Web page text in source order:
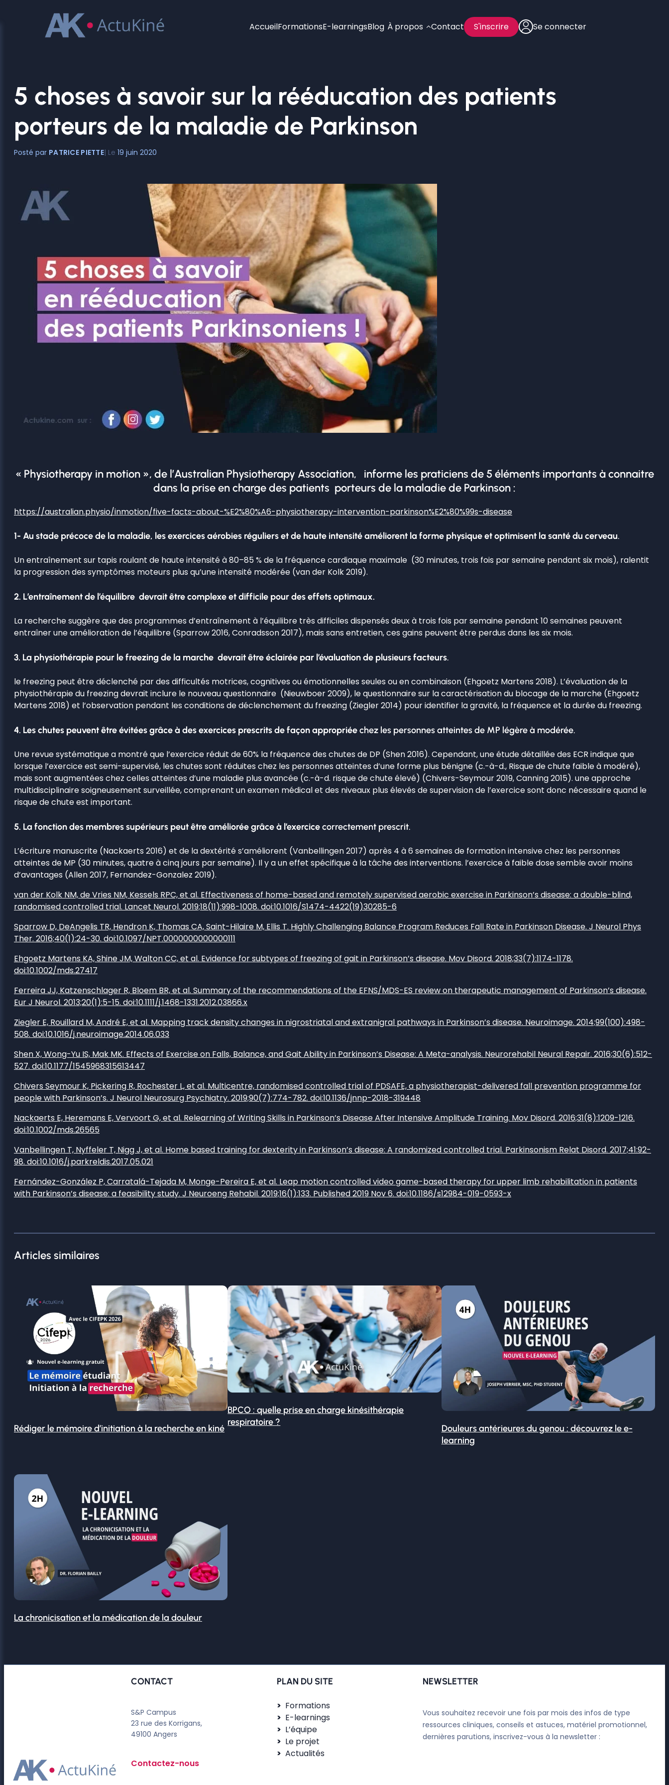
AccueilFormationsE-learningsBlog À propos Contact S'inscrire Se connecter
5 choses à savoir sur la rééducation des patients
porteurs de la maladie de Parkinson
PATRICE PIETTE 19 juin 2020
« Physiotherapy in motion », de l’Australian Physiotherapy Association, informe les praticiens de 5 éléments importants à connaitre
dans la prise en charge des patients porteurs de la maladie de Parkinson :
https://australian.physio/inmotion/five-facts-about-%E2%80%A6-physiotherapy-intervention-parkinson%E2%80%99s-disease
1- Au stade précoce de la maladie, les exercices aérobies réguliers et de haute intensité améliorent la forme physique et optimisent la santé du cerveau.
Un entraînement sur tapis roulant de haute intensité à 80–85 % de la fréquence cardiaque maximale (30 minutes, trois fois par semaine pendant six mois), ralentit
la progression des symptômes moteurs plus qu’une intensité modérée (van der Kolk 2019).
2. L’entraînement de l’équilibre devrait être complexe et difficile pour des effets optimaux.
La recherche suggère que des programmes d’entraînement à l’équilibre très difficiles dispensés deux à trois fois par semaine pendant 10 semaines peuvent
entraîner une amélioration de l’équilibre (Sparrow 2016, Conradsson 2017), mais sans entretien, ces gains peuvent être perdus dans les six mois.
3. La physiothérapie pour le freezing de la marche devrait être éclairée par l’évaluation de plusieurs facteurs.
le freezing peut être déclenché par des difficultés motrices, cognitives ou émotionnelles seules ou en combinaison (Ehgoetz Martens 2018). L’évaluation de la
physiothérapie du freezing devrait inclure le nouveau questionnaire (Nieuwboer 2009), le questionnaire sur la caractérisation du blocage de la marche (Ehgoetz
Martens 2018) et l’observation pendant les conditions de déclenchement du freezing (Ziegler 2014) pour identifier la gravité, la fréquence et la durée du freezing.
4. Les chutes peuvent être évitées grâce à des exercices prescrits de façon appropriéechez les personnes atteintes de MP légère à modérée.
Une revue systématique a montré que l’exercice réduit de 60% la fréquence des chutes de DP (Shen 2016). Cependant, une étude détaillée des ECR indique que
lorsque l’exercice est semi-supervisé, les chutes sont réduites chez les personnes atteintes d’une forme plus bénigne (c.-à-d., Risque de chute faible à modéré),
mais sont augmentées chez celles atteintes d’une maladie plus avancée (c.-à-d. risque de chute élevé) (Chivers-Seymour 2019, Canning 2015). une approche
multidisciplinaire soigneusement surveillée, comprenant un examen médical et des niveaux plus élevés de supervision de l’exercice sont donc nécessaire quand le
risque de chute est important.
5. La fonction des membres supérieurs peut être améliorée grâce à l’exercicecorrectement prescrit.
L’écriture manuscrite (Nackaerts 2016) et de la dextérité s’améliorent (Vanbellingen 2017) après 4 à 6 semaines de formation intensive chez les personnes
atteintes de MP (30 minutes, quatre à cinq jours par semaine). Il y a un effet spécifique à la tâche des interventions. l’exercice à faible dose semble avoir moins
d’avantages (Allen 2017, Fernandez-Gonzalez 2019).
van der Kolk NM, de Vries NM, Kessels RPC, et al. Effectiveness of home-based and remotely supervised aerobic exercise in Parkinson’s disease: a double-blind,
randomised controlled trial. Lancet Neurol. 2019;18(11):998-1008. doi:10.1016/S1474-4422(19)30285-6
Sparrow D, DeAngelis TR, Hendron K, Thomas CA, Saint-Hilaire M, Ellis T. Highly Challenging Balance Program Reduces Fall Rate in Parkinson Disease. J Neurol Phys
Ther. 2016;40(1):24-30. doi:10.1097/NPT.0000000000000111
Ehgoetz Martens KA, Shine JM, Walton CC, et al. Evidence for subtypes of freezing of gait in Parkinson’s disease. Mov Disord. 2018;33(7):1174-1178.
doi:10.1002/mds.27417
Ferreira JJ, Katzenschlager R, Bloem BR, et al. Summary of the recommendations of the EFNS/MDS-ES review on therapeutic management of Parkinson’s disease.
Eur J Neurol. 2013;20(1):5-15. doi:10.1111/j.1468-1331.2012.03866.x
Ziegler E, Rouillard M, André E, et al. Mapping track density changes in nigrostriatal and extranigral pathways in Parkinson’s disease. Neuroimage. 2014;99(100):498-
508. doi:10.1016/j.neuroimage.2014.06.033
Shen X, Wong-Yu IS, Mak MK. Effects of Exercise on Falls, Balance, and Gait Ability in Parkinson’s Disease: A Meta-analysis. Neurorehabil Neural Repair. 2016;30(6):512-
527. doi:10.1177/1545968315613447
Chivers Seymour K, Pickering R, Rochester L, et al. Multicentre, randomised controlled trial of PDSAFE, a physiotherapist-delivered fall prevention programme for
people with Parkinson’s. J Neurol Neurosurg Psychiatry. 2019;90(7):774-782. doi:10.1136/jnnp-2018-319448
Nackaerts E, Heremans E, Vervoort G, et al. Relearning of Writing Skills in Parkinson’s Disease After Intensive Amplitude Training. Mov Disord. 2016;31(8):1209-1216.
doi:10.1002/mds.26565
Vanbellingen T, Nyffeler T, Nigg J, et al. Home based training for dexterity in Parkinson’s disease: A randomized controlled trial. Parkinsonism Relat Disord. 2017;41:92-
98. doi:10.1016/j.parkreldis.2017.05.021
Fernández-González P, Carratalá-Tejada M, Monge-Pereira E, et al. Leap motion controlled video game-based therapy for upper limb rehabilitation in patients
with Parkinson’s disease: a feasibility study. J Neuroeng Rehabil. 2019;16(1):133. Published 2019 Nov 6. doi:10.1186/s12984-019-0593-x
Articles similaires
Rédiger le mémoire d’initiation à la recherche en kiné
BPCO : quelle prise en charge kinésithérapie
respiratoire ?
Douleurs antérieures du genou : découvrez le e-
learning
La chronicisation et la médication de la douleur
CONTACT
S&P Campus
23 rue des Korrigans,
49100 Angers
Contactez-nous
PLAN DU SITE
Formations
E-learnings
L’équipe
Le projet
Actualités
NEWSLETTER
Vous souhaitez recevoir une fois par mois des infos de type
ressources cliniques, conseils et astuces, matériel promotionnel,
dernières parutions, inscrivez-vous à la newsletter :